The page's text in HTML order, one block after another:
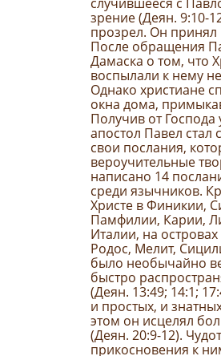
зрение (Деян. 9:10-
прозрел. Он
После обращения
Дамаска о том, что
воспылали к нему
Однако христиане
окна дома,
Получив от Господа
апостол Павел стал
свои послания,
вероучительные
написано 14
среди язычников.
Христе в Финикии,
Памфилии, Карии,
Италии, на
Родос, Мелит,
было необычайно
быстро
(Деян. 13:49; 14:1;
и простых, и
этом он исцелял
(Деян. 20:9-12).
прикосновения к